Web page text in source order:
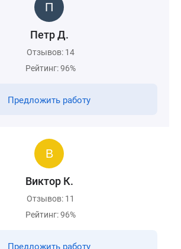
Петр Д.
Отзывов: 14
Рейтинг: 96%
Предложить работу
Виктор К.
Отзывов: 11
Рейтинг: 96%
Предложить работу